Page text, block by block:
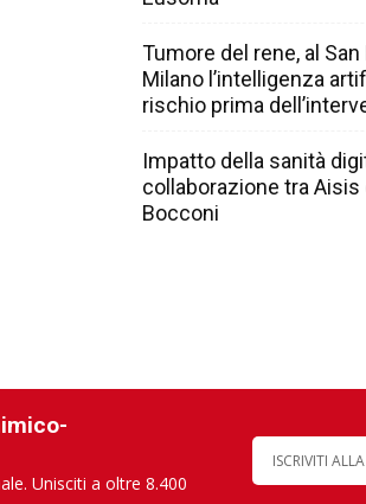
Tumore del rene, al
Milano l’intelligenza
rischio prima
Impatto della sanità
collaborazione tra Aisis
Bocconi
Unisciti a oltre 8.400
ISCRIVITI